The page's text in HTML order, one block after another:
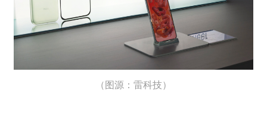
（图源：雷科技）